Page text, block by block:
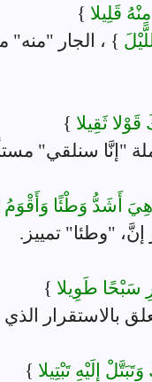
قَلِيلا }
} ، الجار
ثَقِيلا }
"إنَّا سنلقي"
هِيَ أَشَدُّ وَطْئًا وَأَقْوَمُ
"وطئا" تمييز.
سَبْحًا طَوِيلا }
بالاستقرار
إِلَيْهِ تَبْتِيلا }